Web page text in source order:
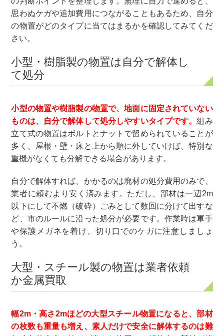
思わぬケガや追加費用につながることもあるため、自分
の物置がどのタイプに当てはまるかを確認してみてくだ
さい。
小型・樹脂製の物置は自分で解体し
て処分
小型の物置や樹脂製の物置で、地面に固定されていない
ものは、自分で解体して処分しやすいタイプです。組み
立て式の物置はボルトとナットで留められていることが
多く、屋根・壁・床と上から順に外していけば、特別な
重機がなくても分解できる場合があります。
自分で解体すれば、かかるのは廃材の処分費用のみで、
業者に頼むより安く済みます。ただし、部材は一辺2m
以下にして不燃（破砕）ごみとして数回に分けて出すな
ど、市のルールに沿った処分が必要です。作業時は軍手
や保護メガネを着け、切り口でのケガに注意しましょ
う。
大型・スチール製の物置は業者依頼
か金属買取
幅2m・高さ2mほどの大型スチール物置になると、部材
の枚数も重量も増え、素人だけで安全に解体するのは難